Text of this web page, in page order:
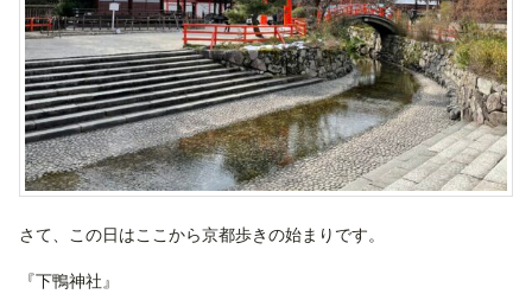
さて、この日はここから京都歩きの始まりです。
『下鴨神社』